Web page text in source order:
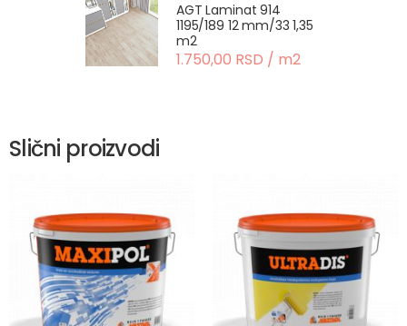
AGT Laminat 914
1195/189 12 mm/33 1,35
m2
1.750,00 RSD / m2
Slični proizvodi